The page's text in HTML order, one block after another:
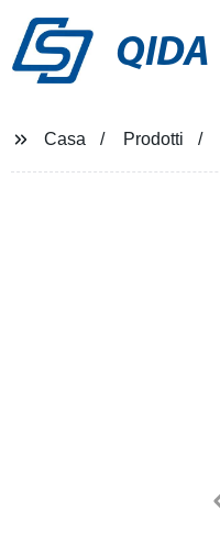
QIDA
Casa Prodotti